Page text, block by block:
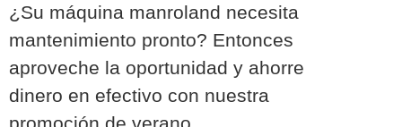
¿Su máquina manroland necesita
mantenimiento pronto? Entonces
aproveche la oportunidad y ahorre
dinero en efectivo con nuestra